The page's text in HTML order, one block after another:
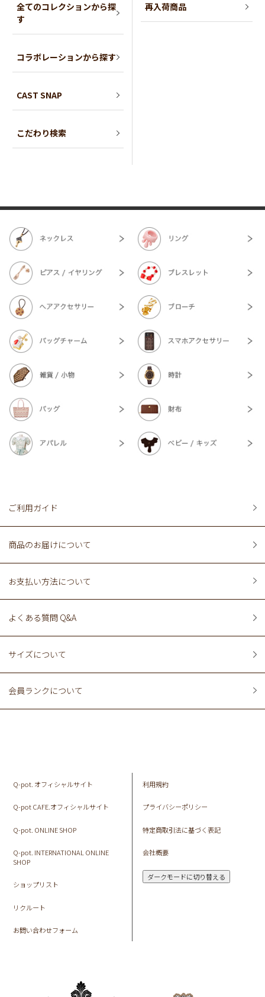
全てのコレクションから探
す
コラボレーションから探す
CAST SNAP
こだわり検索
再入荷商品
ご利用ガイド
商品のお届けについて
お支払い方法について
よくある質問 Q&A
サイズについて
会員ランクについて
Q-pot. オフィシャルサイト
Q-pot CAFE.オフィシャルサイト
Q-pot. ONLINE SHOP
Q-pot. INTERNATIONAL ONLINE
SHOP
ショップリスト
リクルート
お問い合わせフォーム
利用規約
プライバシーポリシー
特定商取引法に基づく表記
会社概要
ダークモードに切り替える